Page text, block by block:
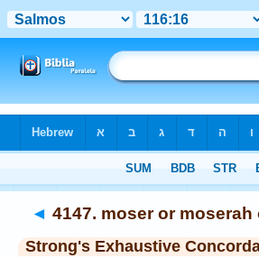
◄ 4147. moser or moserah
Strong's Exhaustive